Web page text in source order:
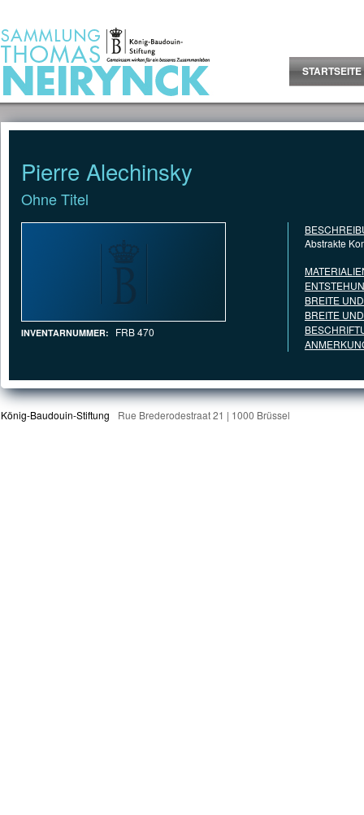
STARTSEITE
Pierre Alechinsky
Ohne Titel
INVENTARNUMMER: FRB 470
Abstrakte
BREITE
BREITE
König-Baudouin-Stiftung Rue Brederodestraat 21 | 1000 Brüssel